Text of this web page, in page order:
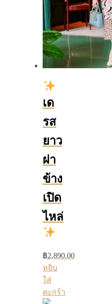
เด
รส
ยาว
ผ่า
ข้าง
เปิด
ไหล่
฿2,890.00
หยิบ
ใส่
ตะกร้า